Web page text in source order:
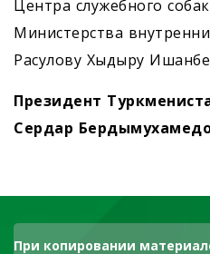
Центра служебного
Министерства
Расулову Хыдыру
Президент
Сердар
При копировании